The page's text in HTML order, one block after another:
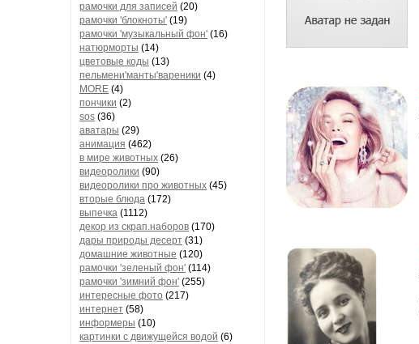
рамочки для записей (20)
рамочки 'блокноты' (19)
рамочки 'музыкальный фон' (16)
натюрморты (14)
цветовые коды (13)
пельмени'манты'вареники (4)
MORE (4)
пончики (2)
sos (36)
аватары (29)
анимация (462)
в мире животных (26)
видеоролики (90)
видеоролики про животных (45)
вторые блюда (172)
выпечка (1112)
декор из скрап.наборов (170)
дары природы десерт (31)
домашние животные (120)
рамочки 'зеленый фон' (114)
рамочки 'зимний фон' (255)
интересные фото (217)
интернет (58)
информеры (10)
картинки с движущейся водой (6)